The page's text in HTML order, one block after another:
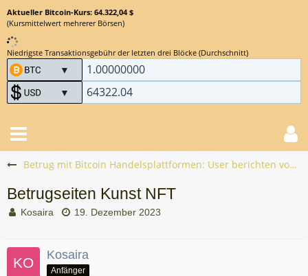
Aktueller Bitcoin-Kurs: 64.322,04 $
(Kursmittelwert mehrerer Börsen)
Niedrigste Transaktionsgebühr der letzten drei Blöcke (Durchschnitt)
Betrug mit Bitcoin Handelsplattformen: User berichten vom Bitcoin Scam
Betrugseiten Kunst NFT
Kosaira 19. Dezember 2023
Kosaira
Anfänger